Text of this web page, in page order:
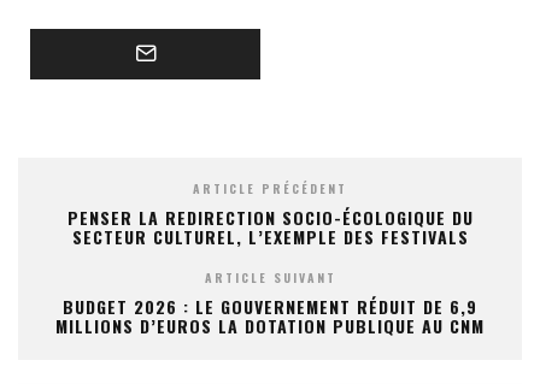
ARTICLE PRÉCÉDENT
PENSER LA REDIRECTION SOCIO-ÉCOLOGIQUE DU
SECTEUR CULTUREL, L’EXEMPLE DES FESTIVALS
ARTICLE SUIVANT
BUDGET 2026 : LE GOUVERNEMENT RÉDUIT DE 6,9
MILLIONS D’EUROS LA DOTATION PUBLIQUE AU CNM